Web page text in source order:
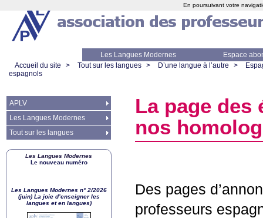
Les Langues Modernes
Espace
Accueil du site
> Tout sur les langues > D’une langue à l’autre >
espagnols
La page des
nos
Des pages
professeurs
APLV
Les Langues Modernes
Tout sur les langues
Les Langues Modernes
Le nouveau numéro
Les Langues Modernes n° 2/2026
(juin) La joie d’enseigner les
langues et en langues)
En poursuivant votre